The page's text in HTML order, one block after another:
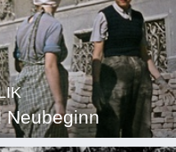
Neubeginn